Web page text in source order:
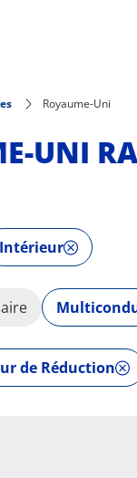
Royaume-Uni
UNI
Intérieur
de Réduction